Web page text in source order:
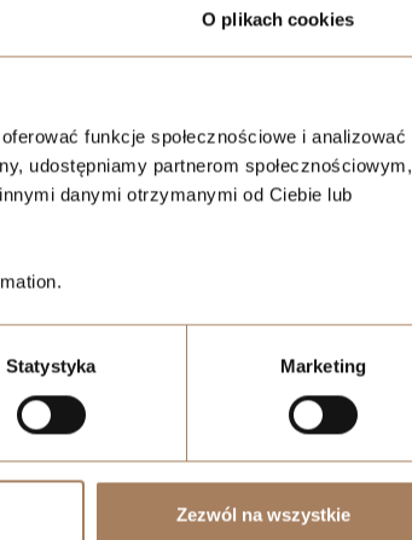
O plikach cookies
funkcje społecznościowe i analizować
udostępniamy partnerom społecznościowym,
danymi otrzymanymi od Ciebie lub
Statystyka Marketing
Zezwól na wszystkie